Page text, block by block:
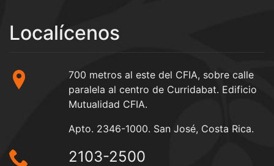
Localícenos
700 metros al este del CFIA, sobre calle
paralela al centro de Curridabat. Edificio
Mutualidad CFIA.
Apto. 2346-1000. San José, Costa Rica.
2103-2500